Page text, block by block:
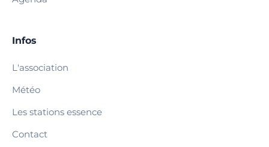
Infos
L'association
Météo
Les stations essence
Contact